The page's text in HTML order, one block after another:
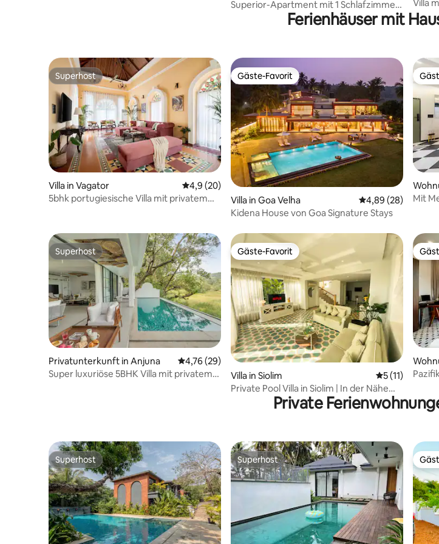
Superior-Apartment mit 1 Schlafzimmer
in der Nähe von Anjuna Beach & Flea
Villa
Pool
Ferienhäuser mit
Superhost
Superhost
Villa in Vagator Durchschnittliche Bewertung: 4,9 von 5, 20 Bewertungen
4,9 (20)
5bhk portugiesische Villa mit privatem
Gäste-Favorit
Gäste-Favorit
Villa in Goa Velha Durchschnittliche
4,89 (28)
Kidena House von Goa Signature Stays
Mit
Superhost
Superhost
Privatunterkunft in Anjuna Durchschnittliche Bewertung: 4,76 von 5, 29 Bewertungen
4,76 (29)
Super luxuriöse 5BHK Villa mit privatem
Gäste-Favorit
Gäste-Favorit
Villa in Siolim
5 (11)
Private Pool Villa in Siolim | In der Nähe
des Vagator Beach
Private
Superhost
Superhost Superhost
Superhost